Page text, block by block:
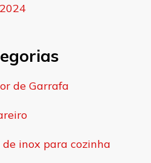
de Garrafa
inox para cozinha